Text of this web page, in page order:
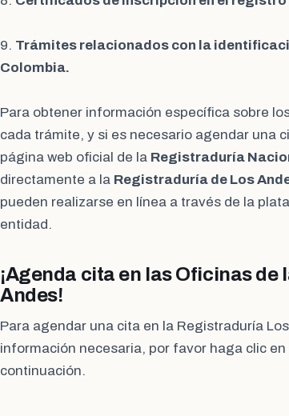
9. Trámites relacionados con la
Colombia.
Para obtener información específica sobre
cada trámite, y si es necesario agendar una
página web oficial de la Registraduría
directamente a la Registraduría de Los
pueden realizarse en línea a través de la
entidad.
¡Agenda cita en las Oficinas
Andes!
Para agendar una cita en la Registraduría
información necesaria, por favor haga clic
continuación.